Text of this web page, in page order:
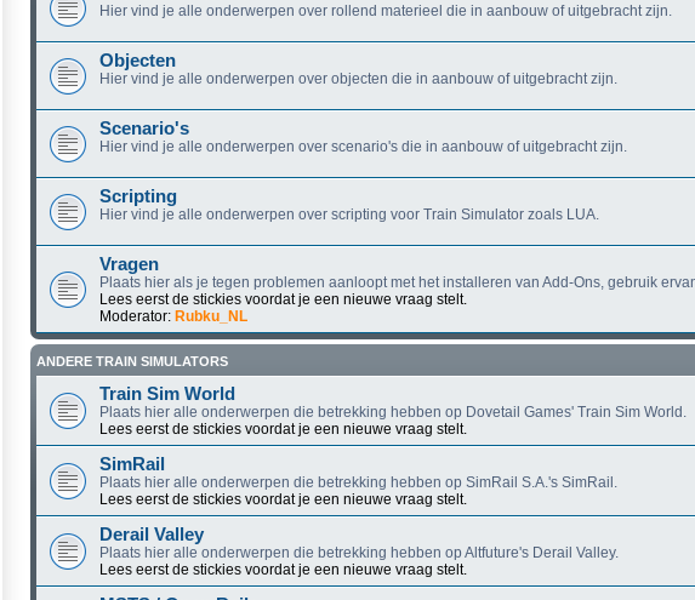
Hier vind je alle onderwerpen over rollend materieel die in aanbouw of uitgebracht zijn.
Objecten
Hier vind je alle onderwerpen over objecten die in aanbouw of uitgebracht zijn.
Scenario's
Hier vind je alle onderwerpen over scenario's die in aanbouw of uitgebracht zijn.
Scripting
Hier vind je alle onderwerpen over scripting voor Train Simulator zoals LUA.
Vragen
Plaats hier als je tegen problemen aanloopt met het installeren van Add-Ons, gebruik
Lees eerst de stickies voordat je een nieuwe vraag stelt.
Moderator: Rubku_NL
ANDERE TRAIN SIMULATORS
Train Sim World
Plaats hier alle onderwerpen die betrekking hebben op Dovetail Games' Train Sim World.
Lees eerst de stickies voordat je een nieuwe vraag stelt.
SimRail
Plaats hier alle onderwerpen die betrekking hebben op SimRail S.A.'s SimRail.
Lees eerst de stickies voordat je een nieuwe vraag stelt.
Derail Valley
Plaats hier alle onderwerpen die betrekking hebben op Altfuture's Derail Valley.
Lees eerst de stickies voordat je een nieuwe vraag stelt.